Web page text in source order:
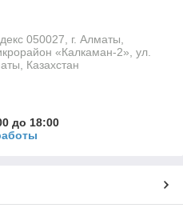
050027, г. Алматы,
«Калкаман-2», ул.
Казахстан
до 18:00